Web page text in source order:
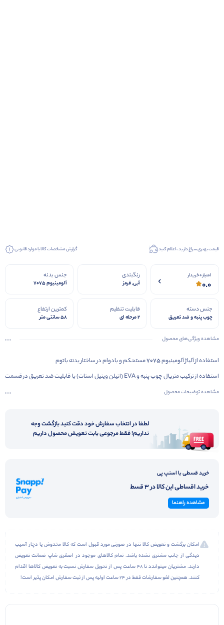
قیمت بهتری سراغ دارید ، اعلام کنید گزارش مشخصات کالا یا موارد قانونی
امتیاز 0 خریدار
0.0
رنگبندی
آبی, قرمز
جنس بدنه
آلومینیوم 7075
جنس دسته
چوب پنبه و ضد تعریق
قابلیت تنظیم
2 مرحله ای
کمترین ارتفاع
58 سانتی متر
مشاهده ویژگی‌های محصول
استفاده از آلیاژ آلومینیوم۷۰۷۵مستحکم و بادوام در ساختار بدنه باتوم
استفاده از ترکیب متریال چوب پنبه و EVA (اتیلن وینیل استات) با قابلیت ضد تعریق در قسمت
دسته باتوم با طراحی کاملا ارگونومی
قابلیت دو مرحله بازشو متشکل از سه قسمت میله با قطر های ۱۲، ۱۴ و ۱۶ میلی متری
مناسب جهت فعالیت های تراکینگ Tracking و هایکینگ Hiking
استفاده از آلیاژ بسیار مقاوم منگنز (Manganese alloy) در قسمت سخمه باتوم
مجهز به یک مچ بند حمایتی با کیفیت با قابلیت تنظیم
مجهز به گل برف ۵۰ میلی متری جهت جلوگیری از لغزش و فرو رفتن باتوم در شکاف های بین
مجهز به یک کاور مخصوص حمل و نقل
مقاوم در برابر لغزش و لیز خوردن
برخورداری از وزن سبک
مشاهده توضیحات محصول
لطفا در انتخاب سفارش خود دقت کنید بازگشت وجه
نداریم! فقط مرجوعی بابت تعویض محصول داریم
خرید قسطی با اسنپ پی
خرید اقساطی این کالا در 3 قسط
مشاهده راهنما
امکان برگشت و تعویض کالا تنها در صورتی مورد قبول است که کالا مخدوش یا دچار آسیب
دیدگی از جانب مشتری نشده باشد. تمام کالاهای موجود در اصغری شاپ ضمانت تعویض
دارند. مشتریان میتواندد تا 48 ساعت پس از تحویل سفارش نسبت به تعویض کالاها اقدام
کنند. همچنین لغو سفارشات فقط در 24 ساعت اولیه پس از ثبت سفارش امکان پذیر است!